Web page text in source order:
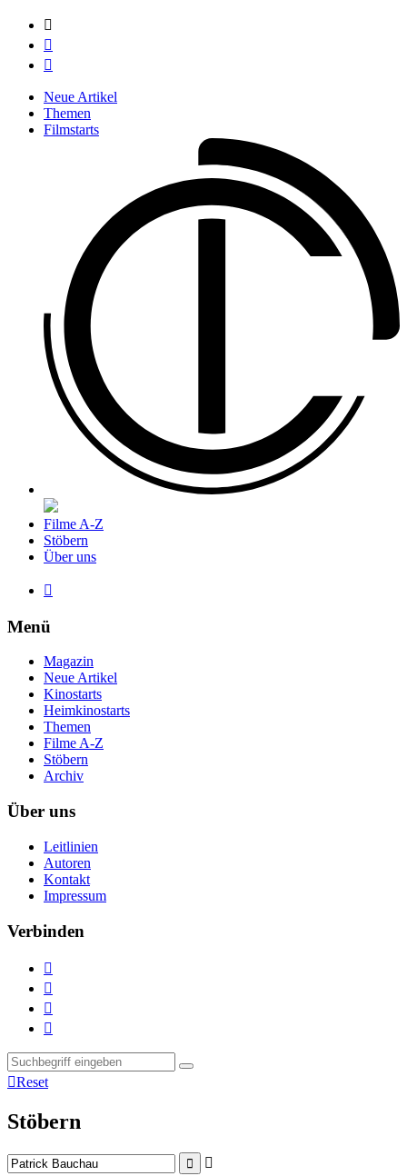



Neue Artikel
Themen
Filmstarts
Filme A-Z
Stöbern
Über uns

Menü
Magazin
Neue Artikel
Kinostarts
Heimkinostarts
Themen
Filme A-Z
Stöbern
Archiv
Über uns
Leitlinien
Autoren
Kontakt
Impressum
Verbinden




Reset
Stöbern

